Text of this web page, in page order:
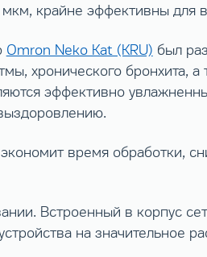
крайне эффективны для
Omron Neko Kat (KRU) был
хронического бронхита,
эффективно
время обработки,
Встроенный в корпус
на значительное